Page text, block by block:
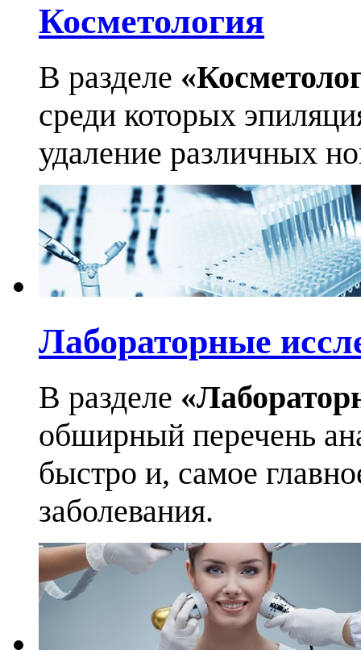
Косметология
В разделе
среди которых
удаление различных
Лабораторные
В разделе
обширный перечень
быстро и, самое
заболевания.